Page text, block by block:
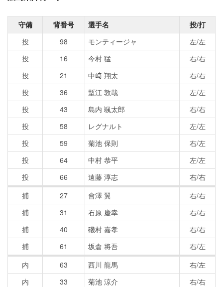
守備 背番号 選手名
投/打
投
98 モンティージャ
左/左
投
16 今村 猛
右/右
投
21 中﨑 翔太
右/右
投
36 塹江 敦哉
左/左
投
43 島内 颯太郎
右/右
投
58 レグナルト
左/左
投
59 菊池 保則
右/左
投
64 中村 恭平
左/左
投
66 遠藤 淳志
右/右
捕
27 會澤 翼
右/右
捕
31 石原 慶幸
右/右
捕
40 磯村 嘉孝
右/右
捕
61 坂倉 将吾
右/左
内
63 西川 龍馬
右/左
内
33 菊池 涼介
右/右